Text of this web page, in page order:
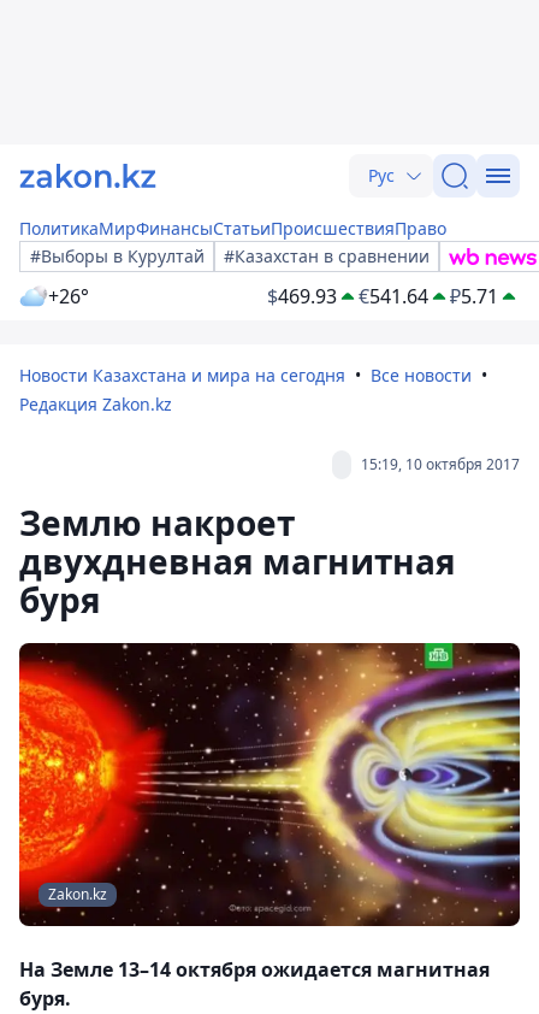
Рус
ПолитикаМирФинансыСтатьиПроисшествияПраво
#Выборы в Курултай
#Казахстан в сравнении
+26° $469.93 €541.64 ₽5.71
Новости Казахстана и мира на сегодня
Все новости
Редакция Zakon.kz
15:19, 10 октября 2017
Землю накроет
двухдневная магнитная
буря
Zakon.kz
На Земле 13–14 октября ожидается магнитная
буря.